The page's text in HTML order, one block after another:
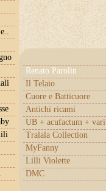
Renato Parolin
Il Telaio
Cuore e Batticuore
Antichi ricami
UB + acufactum + vari
Tralala Collection
MyFanny
Lilli Violette
DMC